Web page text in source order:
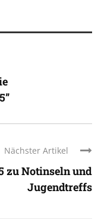
Nächster Artikel
zu Notinseln und
Jugendtreffs